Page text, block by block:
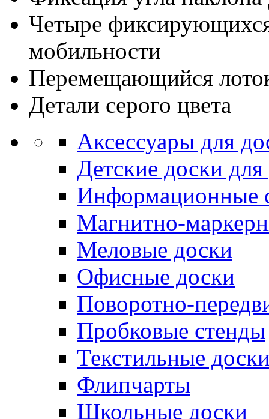
Четыре
мобильности
Перемещающийся
Детали серого цвета
Аксессуары для
Детские доски
Информационные
Магнитно-
Меловые доски
Офисные доски
Поворотно-
Пробковые стенды
Текстильные
Флипчарты
Школьные доски